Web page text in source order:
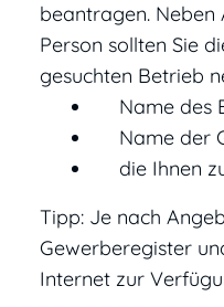
beantragen. Neben
Person sollten Sie
gesuchten Betrieb
Name des
Name der
die Ihnen
Tipp: Je nach
Gewerberegister
Internet zur